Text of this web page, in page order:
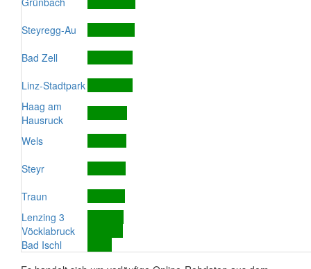
Steyregg-Au
Bad Zell
Linz-Stadtpark
Haag am
Hausruck
Wels
Steyr
Traun
Lenzing 3
Vöcklabruck
Bad Ischl